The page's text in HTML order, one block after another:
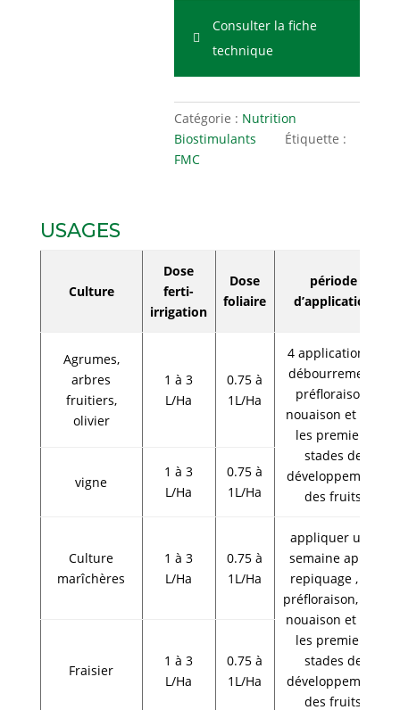
Consulter la fiche
technique
Catégorie : Nutrition
Biostimulants
Étiquette :
FMC
USAGES
Culture
Dose
ferti-
irrigation
Dose
foliaire
période
d’application
Agrumes,
arbres
fruitiers,
olivier
1 à 3
L/Ha
0.75 à
1L/Ha
4 applications :
débourrement,
préfloraison,
nouaison et dès
les premiers
stades de
développement
des fruits
vigne
1 à 3
L/Ha
0.75 à
1L/Ha
Culture
marîchères
1 à 3
L/Ha
0.75 à
1L/Ha
appliquer une
semaine après
repiquage , en
préfloraison, à la
nouaison et dès
les premiers
stades de
développement
des fruits
Fraisier
1 à 3
L/Ha
0.75 à
1L/Ha